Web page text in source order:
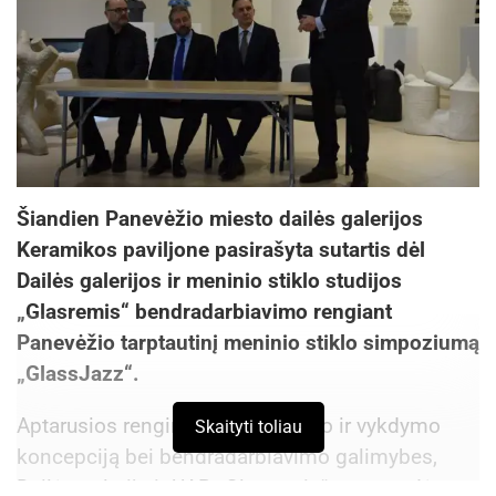
Šiandien Panevėžio miesto dailės galerijos
Keramikos paviljone pasirašyta sutartis dėl
Dailės galerijos ir meninio stiklo studijos
„Glasremis“ bendradarbiavimo rengiant
Panevėžio tarptautinį meninio stiklo simpoziumą
„GlassJazz“.
Aptarusios renginio organizavimo ir vykdymo
koncepciją bei bendradarbiavimo galimybes,
Dailės galerija ir UAB „Glasremis“ nusprendė
Skaityti toliau